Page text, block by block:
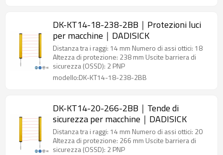
DK-KT14-18-238-2BB｜Protezioni luci
per macchine｜DADISICK
Distanza tra i raggi: 14 mm Numero di assi ottici: 18
Altezza di protezione: 238 mm Uscite barriera di
sicurezza (OSSD): 2 PNP
modello:DK-KT14-18-238-2BB
DK-KT14-20-266-2BB｜Tende di
sicurezza per macchine｜DADISICK
Distanza tra i raggi: 14 mm Numero di assi ottici: 20
Altezza di protezione: 266 mm Uscite barriera di
sicurezza (OSSD): 2 PNP